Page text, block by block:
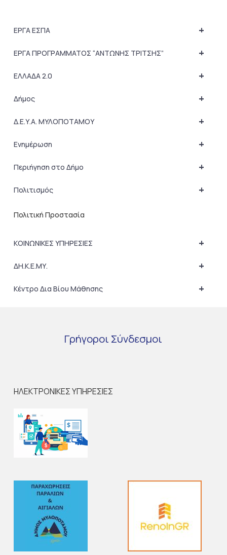
+
ΕΡΓΑ ΕΣΠΑ
+
ΕΡΓΑ ΠΡΟΓΡΑΜΜΑΤΟΣ “ΑΝΤΩΝΗΣ ΤΡΙΤΣΗΣ”
+
ΕΛΛΑΔΑ 2.0
+
Δήμος
+
Δ.Ε.Υ.Α. ΜΥΛΟΠΟΤΑΜΟΥ
+
Ενημέρωση
+
Περιήγηση στο Δήμο
+
Πολιτισμός
Πολιτική Προστασία
+
ΚΟΙΝΩΝΙΚΕΣ ΥΠΗΡΕΣΙΕΣ
+
ΔΗ.Κ.Ε.ΜΥ.
+
Κέντρο Δια Βίου Μάθησης
Γρήγοροι Σύνδεσμοι
ΗΛΕΚΤΡΟΝΙΚΕΣ ΥΠΗΡΕΣΙΕΣ